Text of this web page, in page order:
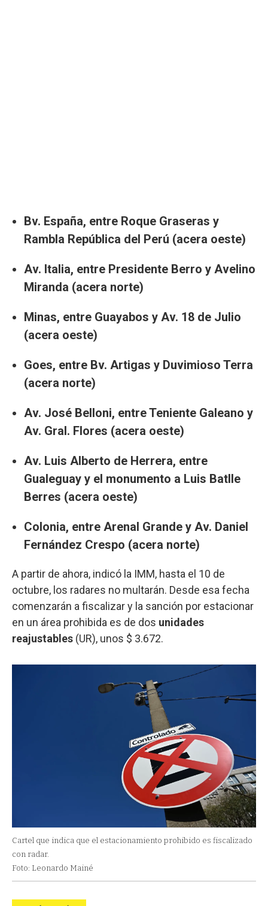
Bv. España, entre Roque Graseras y
Rambla República del Perú (acera oeste)
Av. Italia, entre Presidente Berro y Avelino
Miranda (acera norte)
Minas, entre Guayabos y Av. 18 de Julio
(acera oeste)
Goes, entre Bv. Artigas y Duvimioso Terra
(acera norte)
Av. José Belloni, entre Teniente Galeano y
Av. Gral. Flores (acera oeste)
Av. Luis Alberto de Herrera, entre
Gualeguay y el monumento a Luis Batlle
Berres (acera oeste)
Colonia, entre Arenal Grande y Av. Daniel
Fernández Crespo (acera norte)
A partir de ahora, indicó la IMM, hasta el 10 de
octubre, los radares no multarán. Desde esa fecha
comenzarán a fiscalizar y la sanción por estacionar
en un área prohibida es de dos unidades
reajustables (UR), unos $ 3.672.
Cartel que indica que el estacionamiento prohibido es fiscalizado
con radar.
Foto: Leonardo Mainé